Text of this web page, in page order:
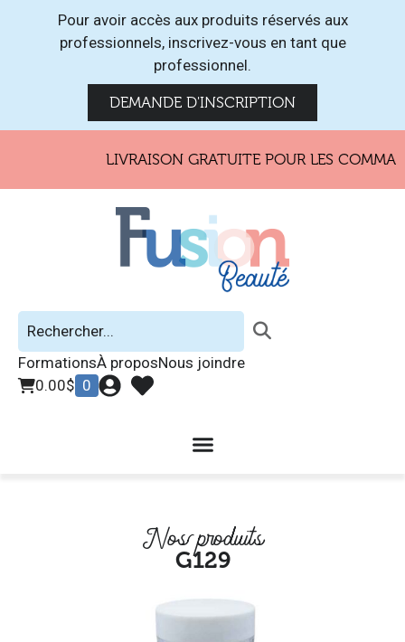
Pour avoir accès aux produits réservés aux
professionnels, inscrivez-vous en tant que
professionnel.
DEMANDE D'INSCRIPTION
LIVRAISON GRATUITE POUR LES
FormationsÀ proposNous joindre
0.00$ 0
Nos produits
G129